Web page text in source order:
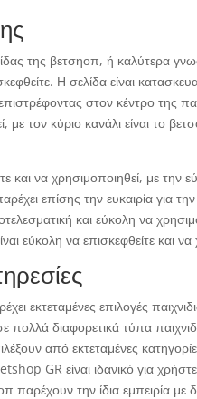
της βετσηοπ, ή καλύτερα
Η σελίδα είναι
στον κέντρο της
με τον κύριο κανάλι είναι το
και να χρησιμοποιηθεί, με την
επίσης την ευκαιρία για
και εύκολη να
εύκολη να επισκεφθείτε και να
εκτεταμένες επιλογές
διαφορετικά τύπα
από εκτεταμένες
GR είναι ιδανικό για
την ίδια εμπειρία με